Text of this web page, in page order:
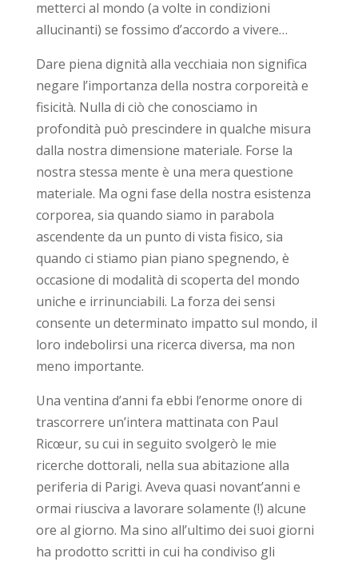
metterci al mondo (a volte in condizioni
allucinanti) se fossimo d’accordo a vivere…
Dare piena dignità alla vecchiaia non significa
negare l’importanza della nostra corporeità e
fisicità. Nulla di ciò che conosciamo in
profondità può prescindere in qualche misura
dalla nostra dimensione materiale. Forse la
nostra stessa mente è una mera questione
materiale. Ma ogni fase della nostra esistenza
corporea, sia quando siamo in parabola
ascendente da un punto di vista fisico, sia
quando ci stiamo pian piano spegnendo, è
occasione di modalità di scoperta del mondo
uniche e irrinunciabili. La forza dei sensi
consente un determinato impatto sul mondo, il
loro indebolirsi una ricerca diversa, ma non
meno importante.
Una ventina d’anni fa ebbi l’enorme onore di
trascorrere un’intera mattinata con Paul
Ricœur, su cui in seguito svolgerò le mie
ricerche dottorali, nella sua abitazione alla
periferia di Parigi. Aveva quasi novant’anni e
ormai riusciva a lavorare solamente (!) alcune
ore al giorno. Ma sino all’ultimo dei suoi giorni
ha prodotto scritti in cui ha condiviso gli